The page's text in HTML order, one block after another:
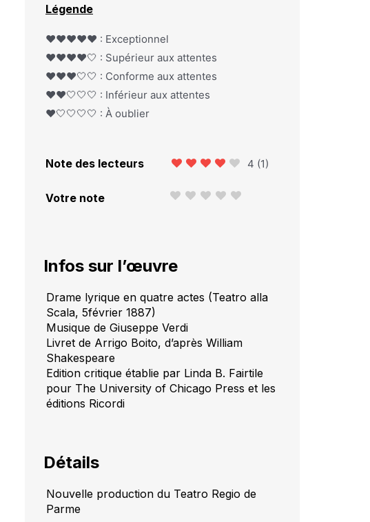
Légende
❤️❤️❤️❤️❤️ : Exceptionnel
❤️❤️❤️❤️🤍 : Supérieur aux attentes
❤️❤️❤️🤍🤍 : Conforme aux attentes
❤️❤️🤍🤍🤍 : Inférieur aux attentes
❤️🤍🤍🤍🤍 : À oublier
Note des lecteurs 4 (1)
Votre note
Infos sur l’œuvre
Drame lyrique en quatre actes (Teatro alla
Scala, 5février 1887)
Musique de Giuseppe Verdi
Livret de Arrigo Boito, d’après William
Shakespeare
Edition critique établie par Linda B. Fairtile
pour The University of Chicago Press et les
éditions Ricordi
Détails
Nouvelle production du Teatro Regio de
Parme